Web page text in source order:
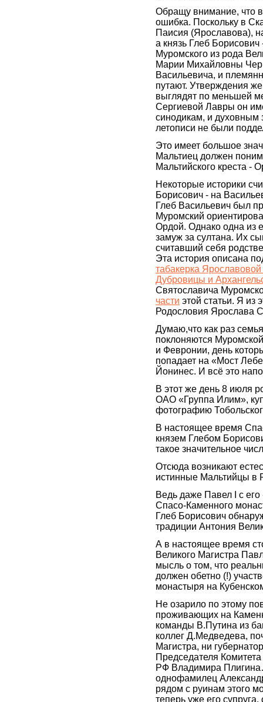
Обращу внимание, что в
ошибка. Поскольку в
Паисия (Ярославова),
а князь Глеб
Муромского из рода
Марии Михайловны
Васильевича, и
путают. Утверждения
выглядят по меньшей
Сергиевой Лавры он
синодикам, и духовным
летописи не были
Это имеет большое
Мальтиец должен
Мальтийского креста -
Некоторые историки
Борисович - на
Глеб Васильевич был
Муромский
Ордой. Однако одна из
замуж за султана. Их
считавший себя
Эта история описана
табакерка
Дубровицы и
Святославича
части этой статьи. Я из
Родословия Ярослава
Думаю,что как раз
поклоняются
и Февронии, день
попадает на «Мост
Йонинес. И всё это
В этот же день 8 июля
ОАО «Группа Илим»,
фотографию
В настоящее время
князем Глебом
такое значительное
Отсюда возникают
истинные Мальтийцы в
Ведь даже Павел I c
Спасо-Каменного
Глеб Борисович
традиции Антония
А в настоящее время
Великого Магистра
мысль о том, что
должен обетно (!)
монастыря на
Не озарило по этому
проживающих на
команды В.Путина из
коллег Д.Медведева,
Магистра, ни
Председателя
РФ Владимира
однофамилец
рядом с руинам этого
теперь уже его